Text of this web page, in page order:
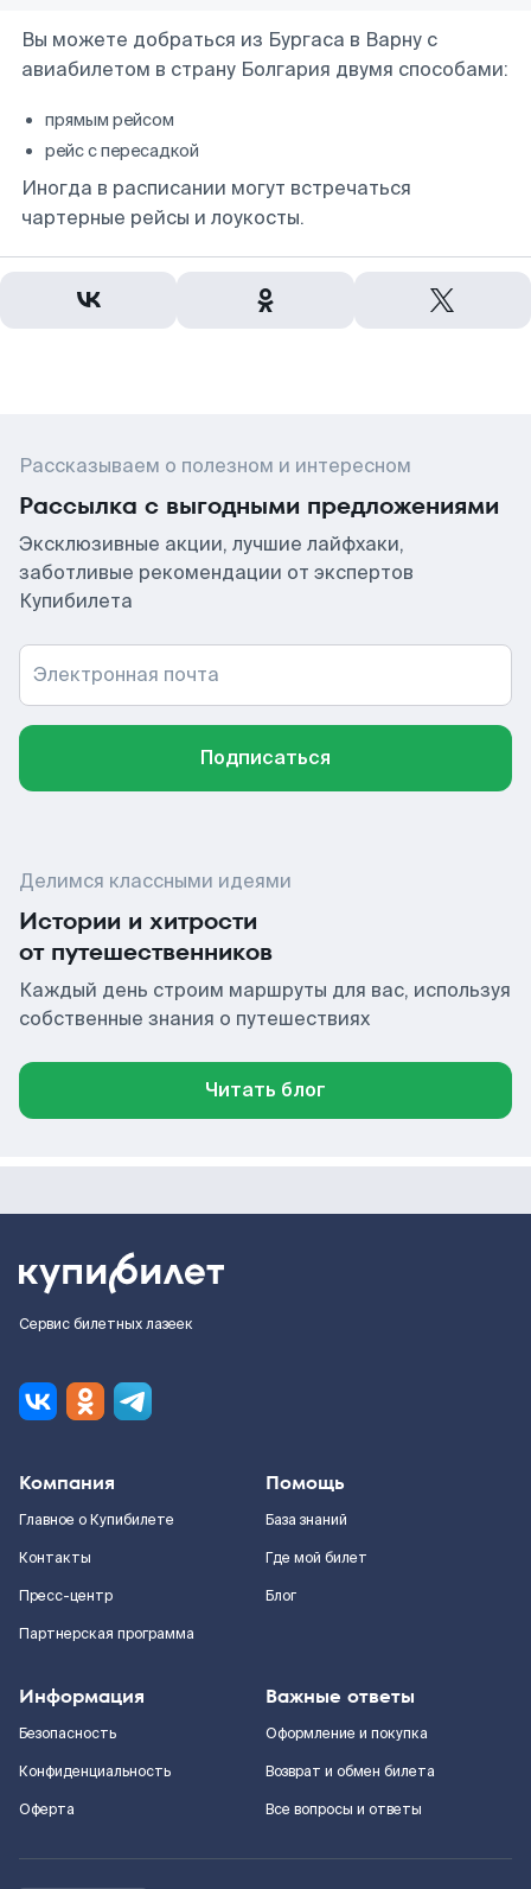
Вы можете добраться из Бургаса в Варну с
авиабилетом в страну Болгария двумя способами:
прямым рейсом
рейс с пересадкой
Иногда в расписании могут встречаться
чартерные рейсы и лоукосты.
Рассказываем о полезном и интересном
Рассылка с выгодными предложениями
Эксклюзивные акции, лучшие лайфхаки,
заботливые рекомендации от экспертов
Купибилета
Электронная почта
Подписаться
Делимся классными идеями
Истории и хитрости
от путешественников
Каждый день строим маршруты для вас, используя
собственные знания о путешествиях
Читать блог
Сервис билетных лазеек
Компания
Главное о Купибилете
Контакты
Пресс-центр
Партнерская программа
Помощь
База знаний
Где мой билет
Блог
Информация
Безопасность
Конфиденциальность
Оферта
Важные ответы
Оформление и покупка
Возврат и обмен билета
Все вопросы и ответы